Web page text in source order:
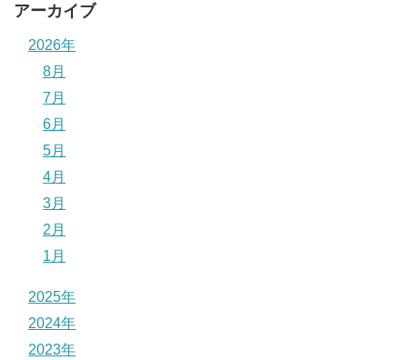
アーカイブ
2026年
8月
7月
6月
5月
4月
3月
2月
1月
2025年
2024年
2023年